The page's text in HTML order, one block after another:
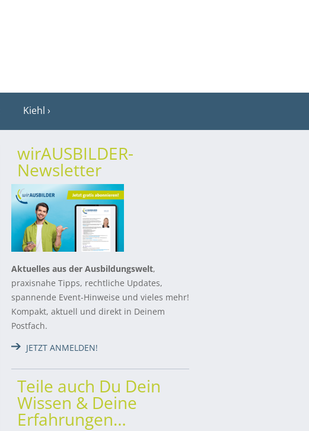
Kiehl
wirAUSBILDER-
Newsletter
Aktuelles aus der Ausbildungswelt,
praxisnahe Tipps, rechtliche Updates,
spannende Event-Hinweise und vieles mehr!
Kompakt, aktuell und direkt in Deinem
Postfach.
JETZT ANMELDEN!
Teile auch Du Dein
Wissen & Deine
Erfahrungen…